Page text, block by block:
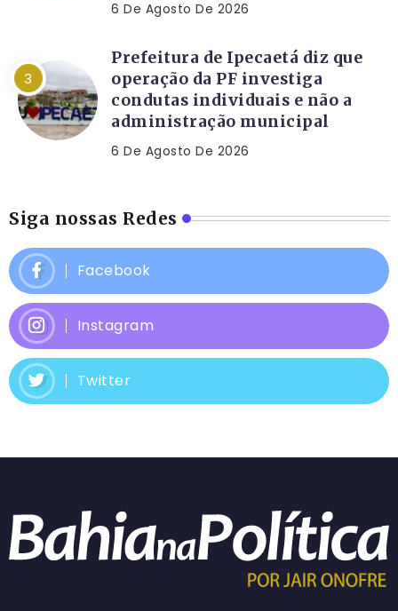
6 De Agosto De 2026
Prefeitura de Ipecaetá diz que
operação da PF investiga
condutas individuais e não a
administração municipal
6 De Agosto De 2026
Siga nossas Redes
Facebook
Instagram
Twitter